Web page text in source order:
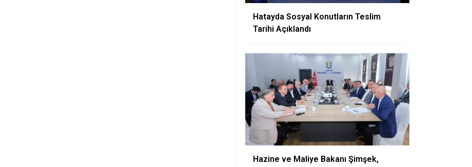
Hatayda Sosyal Konutların Teslim
Tarihi Açıklandı
Hazine ve Maliye Bakanı Şimşek,